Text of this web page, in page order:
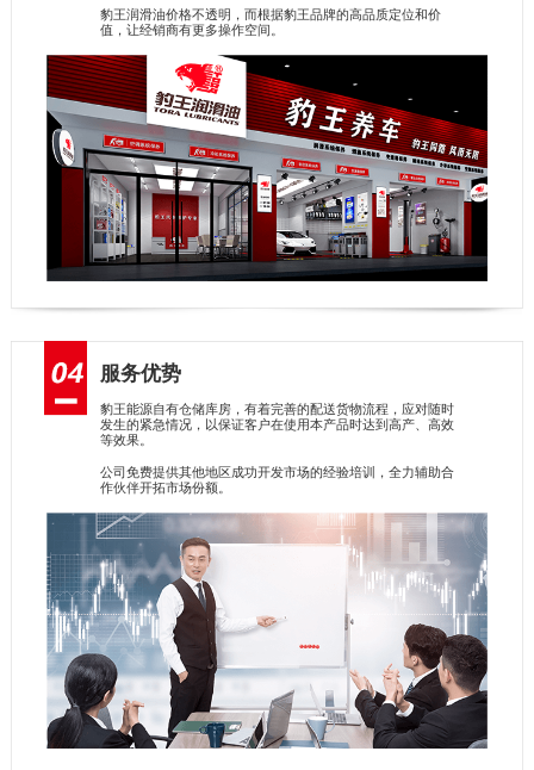
豹王润滑油价格不透明，而根据豹王品牌的高品质定位和价
值，让经销商有更多操作空间。
服务优势
豹王能源自有仓储库房，有着完善的配送货物流程，应对随时
发生的紧急情况，以保证客户在使用本产品时达到高产、高效
等效果。
公司免费提供其他地区成功开发市场的经验培训，全力辅助合
作伙伴开拓市场份额。